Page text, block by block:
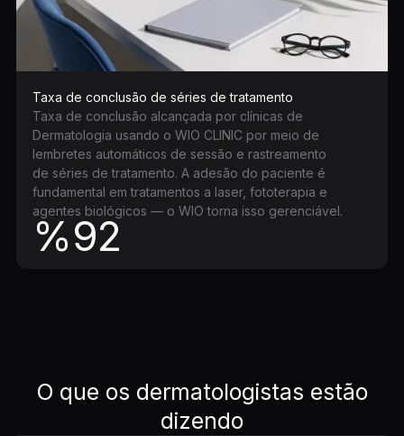
Taxa de conclusão de séries de tratamento
Taxa de conclusão alcançada por clínicas de
Dermatologia usando o WIO CLINIC por meio de
lembretes automáticos de sessão e rastreamento
de séries de tratamento. A adesão do paciente é
fundamental em tratamentos a laser, fototerapia e
agentes biológicos — o WIO torna isso gerenciável.
%92
O que os dermatologistas estão
dizendo